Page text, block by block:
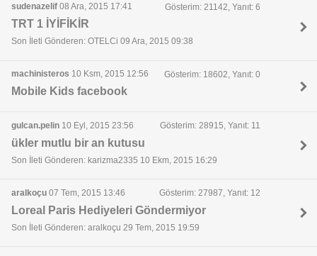
sudenazelif 08 Ara, 2015 17:41 Gösterim: 21142, Yanıt: 6
TRT 1 İYİFİKİR
Son İleti Gönderen: OTELCi 09 Ara, 2015 09:38
machinisteros 10 Ksm, 2015 12:56 Gösterim: 18602, Yanıt: 0
Mobile Kids facebook
gulcan.pelin 10 Eyl, 2015 23:56 Gösterim: 28915, Yanıt: 11
ükler mutlu bir an kutusu
Son İleti Gönderen: karizma2335 10 Ekm, 2015 16:29
aralkoçu 07 Tem, 2015 13:46 Gösterim: 27987, Yanıt: 12
Loreal Paris Hediyeleri Göndermiyor
Son İleti Gönderen: aralkoçu 29 Tem, 2015 19:59